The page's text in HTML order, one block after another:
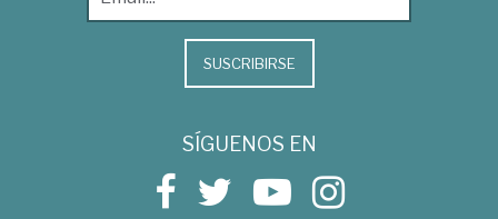
SUSCRIBIRSE
SÍGUENOS EN